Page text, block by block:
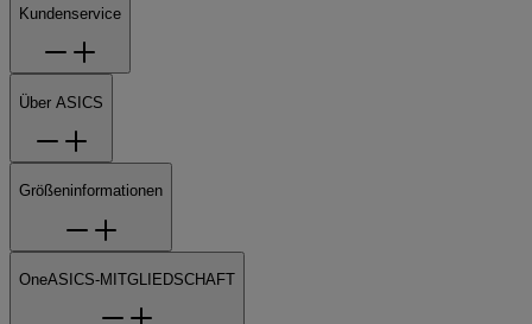
Kundenservice
Über ASICS
Größeninformationen
OneASICS-MITGLIEDSCHAFT